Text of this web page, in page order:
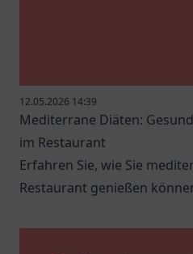
12.05.2026 14:39
Mediterrane Diäten:
im Restaurant
Erfahren Sie, wie Sie
Restaurant genießen